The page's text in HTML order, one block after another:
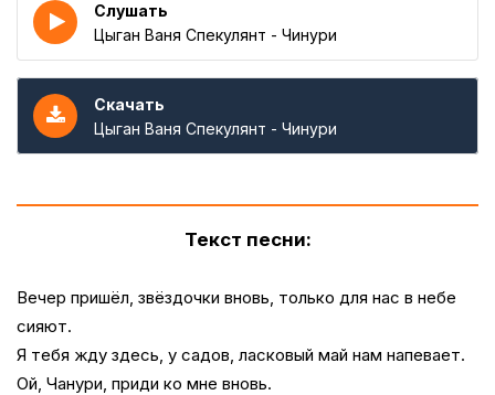
Слушать
Цыган Ваня Спекулянт - Чинури
Скачать
Цыган Ваня Спекулянт - Чинури
Текст песни:
Вечер пришёл, звёздочки вновь, только для нас в небе
сияют.
Я тебя жду здесь, у садов, ласковый май нам напевает.
Ой, Чанури, приди ко мне вновь.